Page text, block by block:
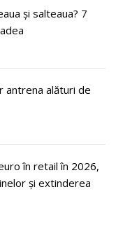
și salteaua? 7
antrena alături de
în retail în 2026,
și extinderea